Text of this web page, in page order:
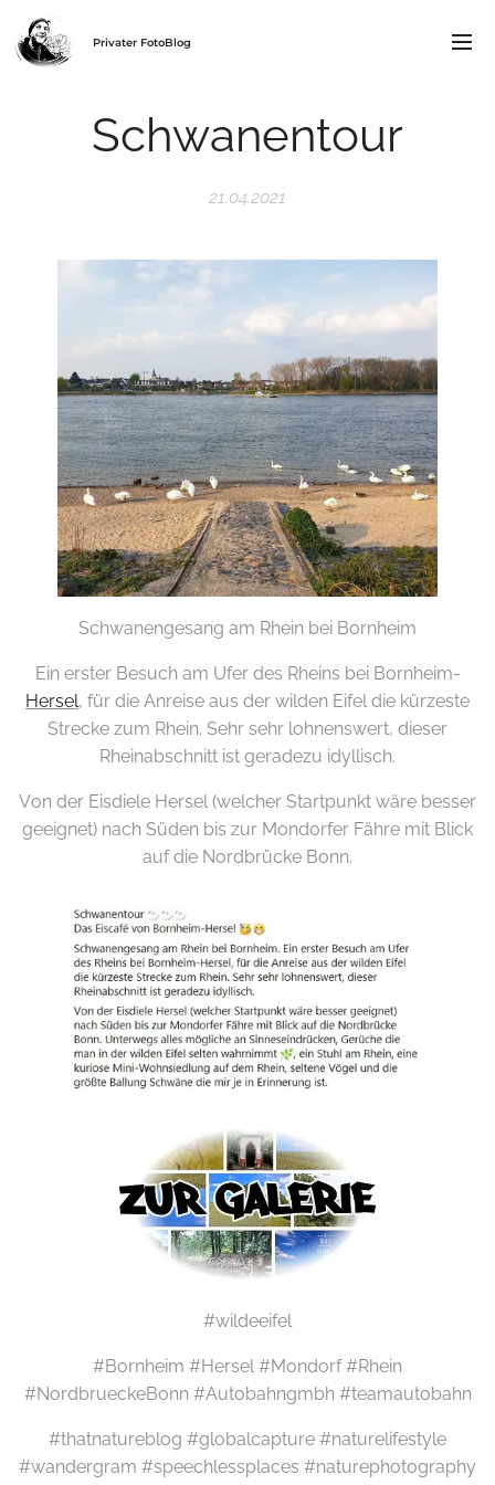
Privater FotoBlog
Schwanentour
21.04.2021
Schwanengesang am Rhein bei Bornheim
Ein erster Besuch am Ufer des Rheins bei Bornheim-
Hersel, für die Anreise aus der wilden Eifel die kürzeste
Strecke zum Rhein. Sehr sehr lohnenswert, dieser
Rheinabschnitt ist geradezu idyllisch.
Von der Eisdiele Hersel (welcher Startpunkt wäre besser
geeignet) nach Süden bis zur Mondorfer Fähre mit Blick
auf die Nordbrücke Bonn.
#wildeeifel
#Bornheim #Hersel #Mondorf #Rhein
#NordbrueckeBonn #Autobahngmbh #teamautobahn
#thatnatureblog #globalcapture #naturelifestyle
#wandergram #speechlessplaces #naturephotography